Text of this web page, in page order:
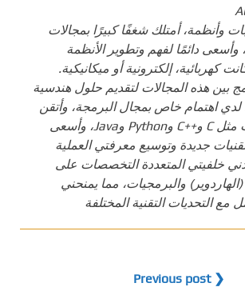
وأنظمة، أمتلك شغفًا كبيرًا بمجالات
وأسعى دائمًا لفهم وتطوير الأنظمة
كهربائية، إلكترونية أو ميكانيكية.
بين هذه المجالات لتقديم حلول هندسية
لدي اهتمام خاص بمجال البرمجة، وأتقن
العمل بعدة لغات مثل C و++C وPython وJava، وأسعى
جديدة وتوسيع معرفتي العملية
خلفيتي المتعددة التخصصات على
(الهاردوير) والبرمجيات، مما يمنحني
مع التحديات التقنية المختلفة
❮ Previous post